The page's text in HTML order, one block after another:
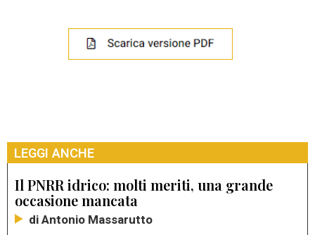
LEGGI ANCHE
Il PNRR idrico: molti meriti, una grande
occasione mancata
di Antonio Massarutto